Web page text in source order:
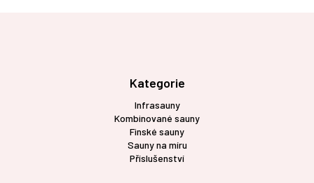
Kategorie
Infrasauny
Kombinované sauny
Finské sauny
Sauny na míru
Příslušenství